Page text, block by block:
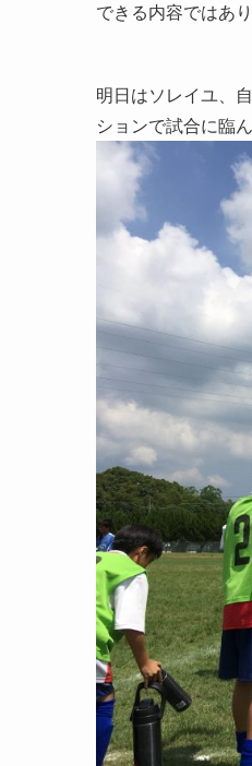
できる内容ではあり
明日はソレイユ、
ションで試合に臨